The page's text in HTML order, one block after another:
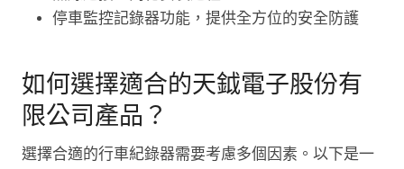
停車監控記錄器功能，提供全方位的安全防護
如何選擇適合的天鉞電子股份有
限公司產品？
選擇合適的行車紀錄器需要考慮多個因素。以下是一